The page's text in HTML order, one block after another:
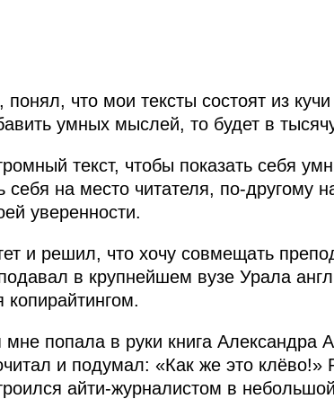
понял, что мои тексты состоят из
умных мыслей, то будет в
текст, чтобы показать себя
себя на место читателя, по-другому
уверенности.
и решил, что хочу совмещать
в крупнейшем вузе Урала
мне попала в руки книга Александра
и подумал: «Как же это
айти-журналистом в